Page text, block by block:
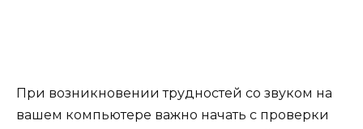
При возникновении трудностей со звуком на
вашем компьютере важно начать с проверки